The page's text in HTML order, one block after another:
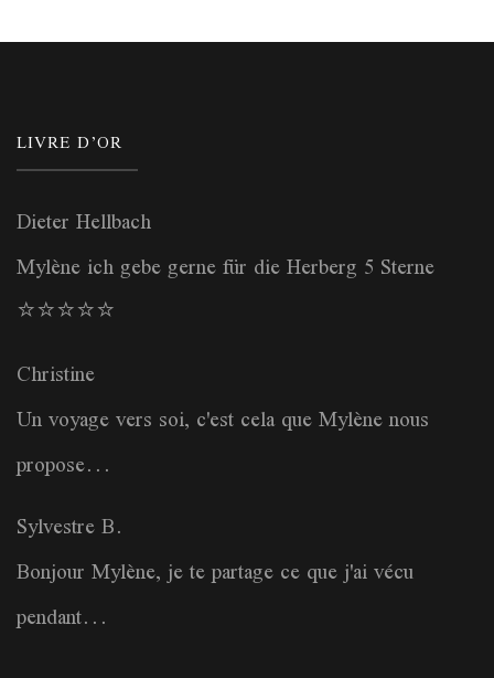
LIVRE D’OR
Dieter Hellbach
Mylène ich gebe gerne für die Herberg 5 Sterne
⭐️⭐️⭐️⭐️⭐️
Christine
Un voyage vers soi, c'est cela que Mylène nous
propose...
Sylvestre B.
Bonjour Mylène, je te partage ce que j'ai vécu
pendant...